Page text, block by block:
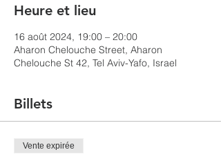
Heure et lieu
16 août 2024, 19:00 – 20:00
Aharon Chelouche Street, Aharon
Chelouche St 42, Tel Aviv-Yafo, Israel
Billets
Vente expirée